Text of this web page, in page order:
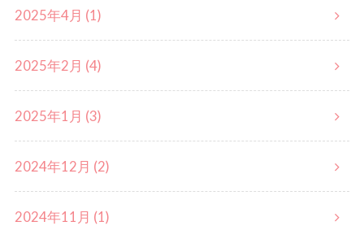
2025年4月 (1)
2025年2月 (4)
2025年1月 (3)
2024年12月 (2)
2024年11月 (1)